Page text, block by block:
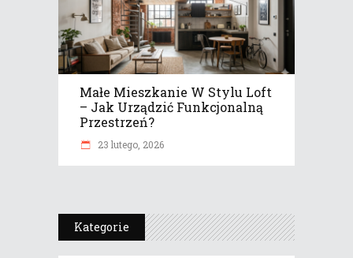
Małe Mieszkanie W Stylu Loft
– Jak Urządzić Funkcjonalną
Przestrzeń?
23 lutego, 2026
Kategorie